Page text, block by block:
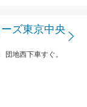
ズ東京中央
地西下車すぐ。